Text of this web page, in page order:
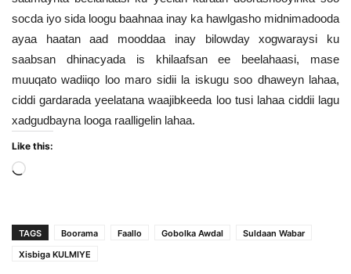
socda iyo sida loogu baahnaa inay ka hawlgasho midnimadooda
ayaa haatan aad mooddaa inay bilowday xogwaraysi ku
saabsan dhinacyada is khilaafsan ee beelahaasi, mase
muuqato wadiiqo loo maro sidii la iskugu soo dhaweyn lahaa,
ciddi gardarada yeelatana waajibkeeda loo tusi lahaa ciddii lagu
xadgudbayna looga raalligelin lahaa.
Like this:
Loading…
TAGS Boorama Faallo Gobolka Awdal
Suldaan Wabar
Xisbiga KULMIYE